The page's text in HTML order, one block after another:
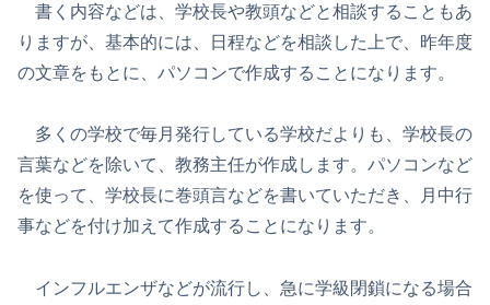
書く内容などは、学校長や教頭などと相談することもあ
りますが、基本的には、日程などを相談した上で、昨年度
の文章をもとに、パソコンで作成することになります。
多くの学校で毎月発行している学校だよりも、学校長の
言葉などを除いて、教務主任が作成します。パソコンなど
を使って、学校長に巻頭言などを書いていただき、月中行
事などを付け加えて作成することになります。
インフルエンザなどが流行し、急に学級閉鎖になる場合